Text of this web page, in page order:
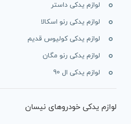
لوازم یدکی داستر
لوازم یدکی رنو اسکالا
لوازم یدکی کولیوس قدیم
لوازم یدکی رنو مگان
لوازم یدکی ال 90
لوازم یدکی خودروهای نیسان